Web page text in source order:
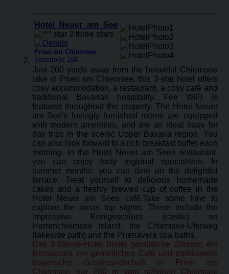
Hotel Neuer am See
Prien am Chiemsee:
Seestraße 104
Just 200 yards away from the beautiful Chiemsee
lake in Prien am Chiemsee, this 3-star hotel offers
cosy accommodation, a restaurant, a cosy café and
traditional Bavarian hospitality. Fee WiFi is
featured throughout the property. The Hotel Neuer
am See's lovingly furnished rooms are equipped
with modern amenities, and are an ideal base for
day trips in the scenic Upper Bavaria region. You
can also look forward to a rich breakfast buffet each
morning. In the Hotel Neuer am Sees restaurant,
you can enjoy tasty regional specialities. In
summer months, you can dine on the delightful
terrace. Treat yourself to delicious homemade
cakes and a freshly brewed cup of coffee in the
Hotel Neuer am Sees café.Take some time to
explore the areas top sights. These include the
impressive Königsschloss (castle) on
Herrenchiemsee island, the Chiemsee-Uferweg
(lakeside path) and the Prienavera spa baths.
Das 3-Sterne-Hotel bietet gemütliche Zimmer, ein
Restaurant, ein gemütliches Café und traditionelle
bayerische Gastfreundschaft in Prien am
Chiemsee, nur 200 m vom schönen Chiemsee